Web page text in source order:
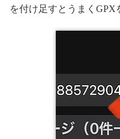
を付け足すとうまくGPX